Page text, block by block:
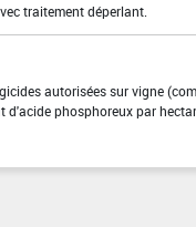
traitement déperlant.
autorisées sur vigne
phosphoreux par